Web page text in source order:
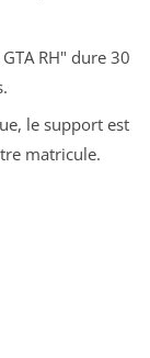
RH" dure 30
le support est
matricule.